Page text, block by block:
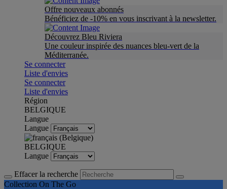
Offre nouveaux abonnés
Bénéficiez de -10% en vous inscrivant à la newsletter.
Découvrez Bleu Riviera
Une couleur inspirée des nuances bleu-vert de la
Méditerranée.
Se connecter
Liste d'envies
Se connecter
Liste d'envies
Région
BELGIQUE
Langue
Langue
BELGIQUE
Langue
Effacer la recherche
Collection On The Go